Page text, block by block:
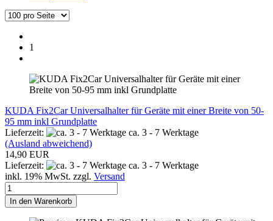
1
KUDA Fix2Car Universalhalter für Geräte mit einer Breite von 50-
95 mm inkl Grundplatte
Lieferzeit:
ca. 3 - 7 Werktage
(Ausland abweichend)
14,90 EUR
Lieferzeit:
ca. 3 - 7 Werktage
inkl. 19% MwSt. zzgl. Versand
In den Warenkorb